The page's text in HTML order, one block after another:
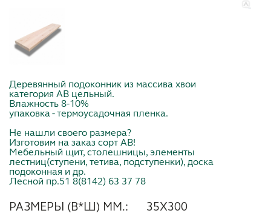
Деревянный подоконник из массива хвои
категория АВ цельный.
Влажность 8-10%
упаковка - термоусадочная пленка.
Не нашли своего размера?
Изготовим на заказ сорт АВ!
Мебельный щит, столешницы, элементы
лестниц(ступени, тетива, подступенки), доска
подоконная и др.
Лесной пр.51 8(8142) 63 37 78
РАЗМЕРЫ (В*Ш) ММ.: 35Х300